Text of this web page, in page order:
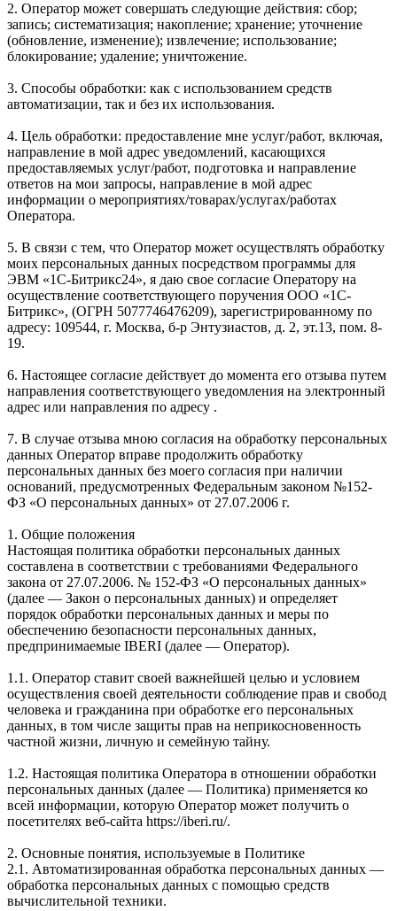
2. Оператор может совершать следующие действия: сбор;
запись; систематизация; накопление; хранение; уточнение
(обновление, изменение); извлечение; использование;
блокирование; удаление; уничтожение.
3. Способы обработки: как с использованием средств
автоматизации, так и без их использования.
4. Цель обработки: предоставление мне услуг/работ, включая,
направление в мой адрес уведомлений, касающихся
предоставляемых услуг/работ, подготовка и направление
ответов на мои запросы, направление в мой адрес
информации о мероприятиях/товарах/услугах/работах
Оператора.
5. В связи с тем, что Оператор может осуществлять обработку
моих персональных данных посредством программы для
ЭВМ «1С-Битрикс24», я даю свое согласие Оператору на
осуществление соответствующего поручения ООО «1С-
Битрикс», (ОГРН 5077746476209), зарегистрированному по
адресу: 109544, г. Москва, б-р Энтузиастов, д. 2, эт.13, пом. 8-
19.
6. Настоящее согласие действует до момента его отзыва путем
направления соответствующего уведомления на электронный
адрес или направления по адресу .
7. В случае отзыва мною согласия на обработку персональных
данных Оператор вправе продолжить обработку
персональных данных без моего согласия при наличии
оснований, предусмотренных Федеральным законом №152-
ФЗ «О персональных данных» от 27.07.2006 г.
1. Общие положения
Настоящая политика обработки персональных данных
составлена в соответствии с требованиями Федерального
закона от 27.07.2006. № 152-ФЗ «О персональных данных»
(далее — Закон о персональных данных) и определяет
порядок обработки персональных данных и меры по
обеспечению безопасности персональных данных,
предпринимаемые IBERI (далее — Оператор).
1.1. Оператор ставит своей важнейшей целью и условием
осуществления своей деятельности соблюдение прав и свобод
человека и гражданина при обработке его персональных
данных, в том числе защиты прав на неприкосновенность
частной жизни, личную и семейную тайну.
1.2. Настоящая политика Оператора в отношении обработки
персональных данных (далее — Политика) применяется ко
всей информации, которую Оператор может получить о
посетителях веб-сайта https://iberi.ru/.
2. Основные понятия, используемые в Политике
2.1. Автоматизированная обработка персональных данных —
обработка персональных данных с помощью средств
вычислительной техники.